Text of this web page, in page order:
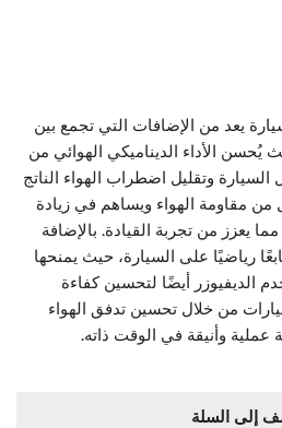
يعد من الإضافات التي تجمع بين
يُحسن الأداء الديناميكي الهوائي من
وتقليل اضطراب الهواء الناتج
من مقاومة الهواء ويساهم في زيادة
يعزز من تجربة القيادة. بالإضافة
رياضيًا على السيارة، حيث يمنحها
الديفيوزر أيضًا لتحسين كفاءة
من خلال تحسين تدفق الهواء
عملية وأنيقة في الوقت ذاته.
إلى السلة